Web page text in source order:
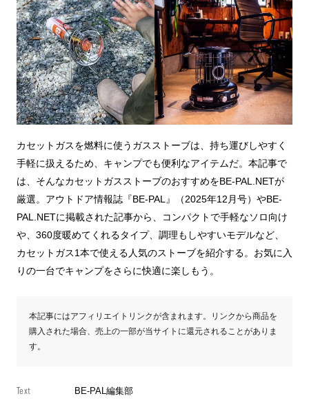
カセットガスを燃料に使うガスストーブは、持ち運びしやすく
手軽に扱えるため、キャンプでも便利なアイテムだ。本記事で
は、そんなカセットガスストーブのおすすめをBE-PAL.NETが
厳選。アウトドア情報誌『BE-PAL』（2025年12月号）やBE-
PAL.NETに掲載された記事から、コンパクトで手軽なソロ向け
や、360度暖めてくれるタイプ、調理もしやすいモデルなど、
カセットガス1本で使える人気のストーブを紹介する。お気に入
りの一台でキャンプをさらに快適に楽しもう。
本記事にはアフィリエイトリンクが含まれます。リンクから商品を
購入された場合、売上の一部が当サイトに還元されることがありま
す。
Text BE-PAL編集部